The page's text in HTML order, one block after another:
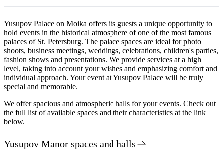
Yusupov Palace on Moika offers its guests a unique opportunity to
hold events in the historical atmosphere of one of the most famous
palaces of St. Petersburg. The palace spaces are ideal for photo
shoots, business meetings, weddings, celebrations, children's parties,
fashion shows and presentations. We provide services at a high
level, taking into account your wishes and emphasizing comfort and
individual approach. Your event at Yusupov Palace will be truly
special and memorable.
We offer spacious and atmospheric halls for your events. Check out
the full list of available spaces and their characteristics at the link
below.
Yusupov Manor spaces and halls